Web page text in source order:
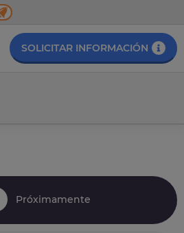
SOLICITAR INFORMACIÓN
Próximamente